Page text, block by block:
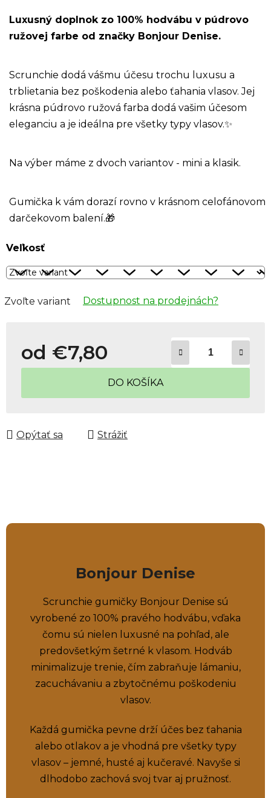
Luxusný doplnok zo 100% hodvábu v púdrovo
ružovej farbe od značky Bonjour Denise.
Scrunchie dodá vášmu účesu trochu luxusu a
trblietania bez poškodenia alebo ťahania vlasov. Jej
krásna púdrovo ružová farba dodá vašim účesom
eleganciu a je ideálna pre všetky typy vlasov.✨
Na výber máme z dvoch variantov - mini a klasik.
Gumička k vám dorazí rovno v krásnom celofánovom
darčekovom balení.🎁
Veľkosť
Zvoľte variant Dostupnost na prodejnách?
od €7,80
Jednotková cena:
DO KOŠÍKA
Opýtať sa Strážiť
Bonjour Denise
Scrunchie gumičky Bonjour Denise sú
vyrobené zo 100% pravého hodvábu, vďaka
čomu sú nielen luxusné na pohľad, ale
predovšetkým šetrné k vlasom. Hodváb
minimalizuje trenie, čím zabraňuje lámaniu,
zacuchávaniu a zbytočnému poškodeniu
vlasov.
Každá gumička pevne drží účes bez ťahania
alebo otlakov a je vhodná pre všetky typy
vlasov – jemné, husté aj kučeravé. Navyše si
dlhodobo zachová svoj tvar aj pružnosť.